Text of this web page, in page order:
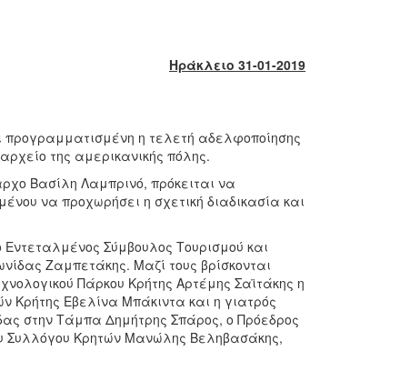
Ηράκλειο 31-01-2019
προγραμματισμένη η τελετή αδελφοποίησης
της αμερικανικής πόλης.
Βασίλη Λαμπρινό, πρόκειται να
να προχωρήσει η σχετική διαδικασία και
Σύμβουλος Τουρισμού και
Ζαμπετάκης. Μαζί τους βρίσκονται
Πάρκου Κρήτης Αρτέμης Σαϊτάκης η
Κρήτης Εβελίνα Μπάκιντα και η γιατρός
στην Τάμπα Δημήτρης Σπάρος, ο Πρόεδρος
Συλλόγου Κρητών Μανώλης Βεληβασάκης,